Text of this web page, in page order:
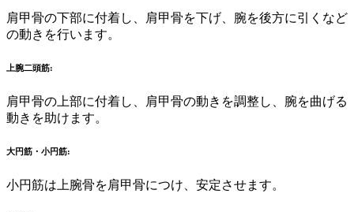
肩甲骨の下部に付着し、肩甲骨を下げ、腕を後方に引くなど
の動きを行います。
上腕二頭筋:
肩甲骨の上部に付着し、肩甲骨の動きを調整し、腕を曲げる
動きを助けます。
大円筋・小円筋:
小円筋は上腕骨を肩甲骨につけ、安定させます。